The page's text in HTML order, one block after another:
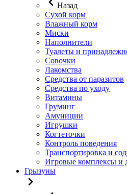
Назад
Сухой корм
Влажный корм
Миски
Наполнители
Туалеты и
Совочки
Лакомства
Средства от паразитов
Средства по уходу
Витамины
Груминг
Амуниции
Игрушки
Когтеточки
Контроль поведения
Транспортировка и
Игровые комплексы и
Грызуны